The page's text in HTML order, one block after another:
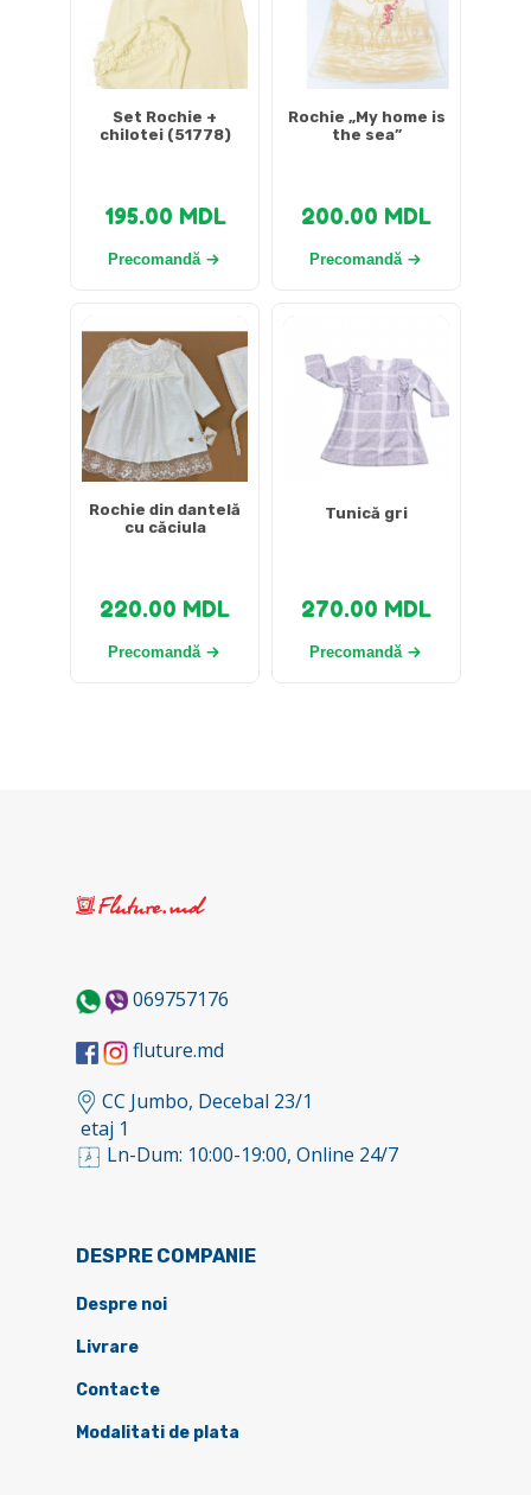
Set Rochie +
chilotei (51778)
195.00 MDL
Precomandă
Rochie „My home is
the sea”
200.00 MDL
Precomandă
Rochie din dantelă
cu căciula
220.00 MDL
Precomandă
Tunică gri
270.00 MDL
Precomandă
069757176
fluture.md
CC Jumbo, Decebal 23/1
etaj 1
Ln-Dum: 10:00-19:00, Online 24/7
DESPRE COMPANIE
Despre noi
Livrare
Contacte
Modalitati de plata